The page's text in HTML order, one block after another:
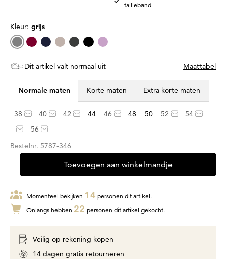
tailleband
Kleur: grijs
Dit artikel valt normaal uit Maattabel
Normale maten Korte maten Extra korte maten
38 40 42 44 46 48 50 52
54
56
Bestelnr. 5787-346
Toevoegen aan winkelmandje
Momenteel bekijken 14 personen dit artikel.
Onlangs hebben 22 personen dit artikel gekocht.
Veilig op rekening kopen
14 dagen gratis retourneren